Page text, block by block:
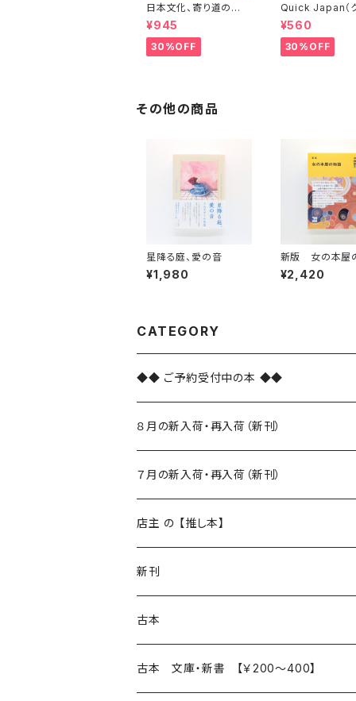
日本文化、寄り道の
旅 彬子女王殿下特別
講義
¥945
30%OFF
Quick Japan（
ク・ジャパン）
¥560
30%OFF
その他の商品
星降る庭、愛の音
¥1,980
新版 女の本屋
¥2,420
CATEGORY
◆◆ ご予約受付中の本 ◆◆
８月の新入荷・再入荷（新刊）
新入荷
再入荷
７月の新入荷・再入荷（新刊）
新入荷
再入荷
店主 の 【推し本】
新刊
本 の あれこれ
読書のこと
文芸
古本
本 の あれこれ
古本 文庫・新書 【￥200～400】